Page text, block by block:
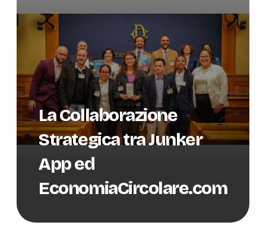
La Collaborazione
Strategica tra Junker
App ed
EconomiaCircolare.com